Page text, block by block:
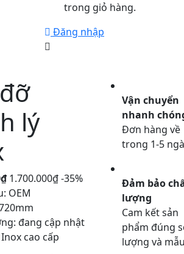
trong giỏ hàng.
Đăng nhập
lý
1.700.000₫ -35%
OEM
đang cập nhật
cao cấp
Vận chuyển
nhanh
Đơn hàng về
trong 1-5
Đảm bảo
lượng
Cam kết sản
phẩm đúng
lượng và